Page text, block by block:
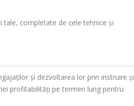
completate de cele tehnice și
şi dezvoltarea lor prin instruire şi
profitabilităţi pe termen lung pentru